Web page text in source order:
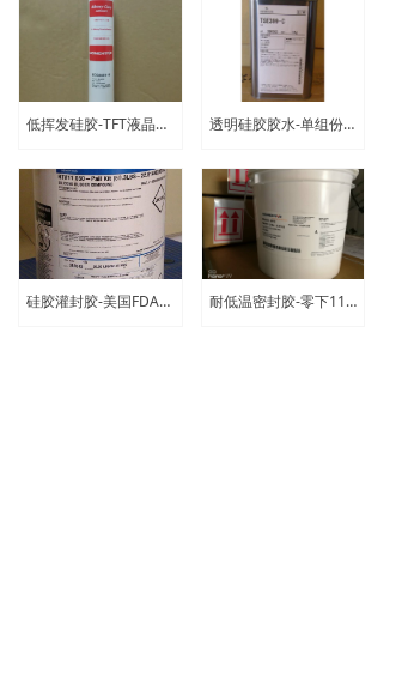
低挥发硅胶-TFT液晶显示模组封装用|迈图硅胶ECS0601-B 透明硅胶胶水-单组份/易流动|迈图有机硅密封胶TSE399-C
硅胶灌封胶-美国FDA食品级|迈图有机硅灌封胶RTV11 耐低温密封胶-零下115℃持续工作|迈图密封硅胶RTV577